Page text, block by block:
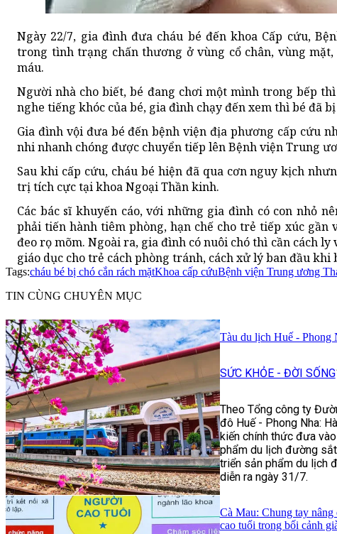
Ngày 22/7, gia đình đưa cháu bé đến khoa Cấp cứu,
trong tình trạng chấn thương ở vùng cổ chân, vùng
máu.
Người nhà cho biết, bé đang chơi một mình trong bếp
nghe tiếng khóc của bé, gia đình chạy đến xem thì bé đã
Gia đình vội đưa bé đến bệnh viện địa phương cấp cứu
nhi nhanh chóng được chuyển tiếp lên Bệnh viện Trung
Sau khi cấp cứu, cháu bé hiện đã qua cơn nguy kịch
trị tích cực tại khoa Ngoại Thần kinh.
Các bác sĩ khuyến cáo, với những gia đình có con nhỏ
phải tiến hành tiêm phòng, hạn chế cho trẻ tiếp xúc gần
đeo rọ mõm. Ngoài ra, gia đình có nuôi chó thì cần cách
giáo dục cho trẻ cách phòng tránh, cách xử lý ban đầu khi
Tags:cháu bé bị chó cắn rách mặtKhoa cấp cứuBệnh viện Trung ương
TIN CÙNG CHUYÊN MỤC
Tàu du lịch Huế - Phong
SỨC KHỎE - ĐỜI SỐNG
Theo Tổng công ty
đô Huế - Phong Nha:
kiến chính thức đưa
phẩm du lịch đường
triển sản phẩm du lịch
diễn ra ngày 31/7.
Cà Mau: Chung tay
cao tuổi trong bối cảnh